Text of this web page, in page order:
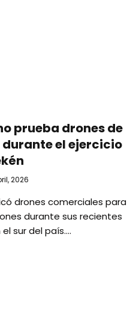
prueba drones de
el ejercicio
2026
drones comerciales para
durante sus recientes
sur del país.…